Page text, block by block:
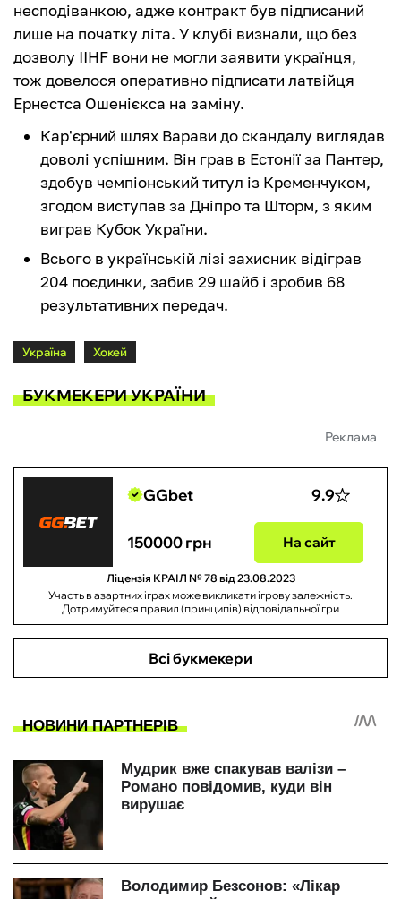
несподіванкою, адже контракт був підписаний
лише на початку літа. У клубі визнали, що без
дозволу IIHF вони не могли заявити українця,
тож довелося оперативно підписати латвійця
Ернестса Ошенієкса на заміну.
Кар'єрний шлях Варави до скандалу виглядав
доволі успішним. Він грав в Естонії за Пантер,
здобув чемпіонський титул із Кременчуком,
згодом виступав за Дніпро та Шторм, з яким
виграв Кубок України.
Всього в українській лізі захисник відіграв
204 поєдинки, забив 29 шайб і зробив 68
результативних передач.
Україна Хокей
БУКМЕКЕРИ УКРАЇНИ
Реклама
GGbet 9.9
150000 грн На сайт
Ліцензія КРАІЛ № 78 від 23.08.2023
Участь в азартних іграх може викликати ігрову залежність.
Дотримуйтеся правил (принципів) відповідальної гри
Всі букмекери